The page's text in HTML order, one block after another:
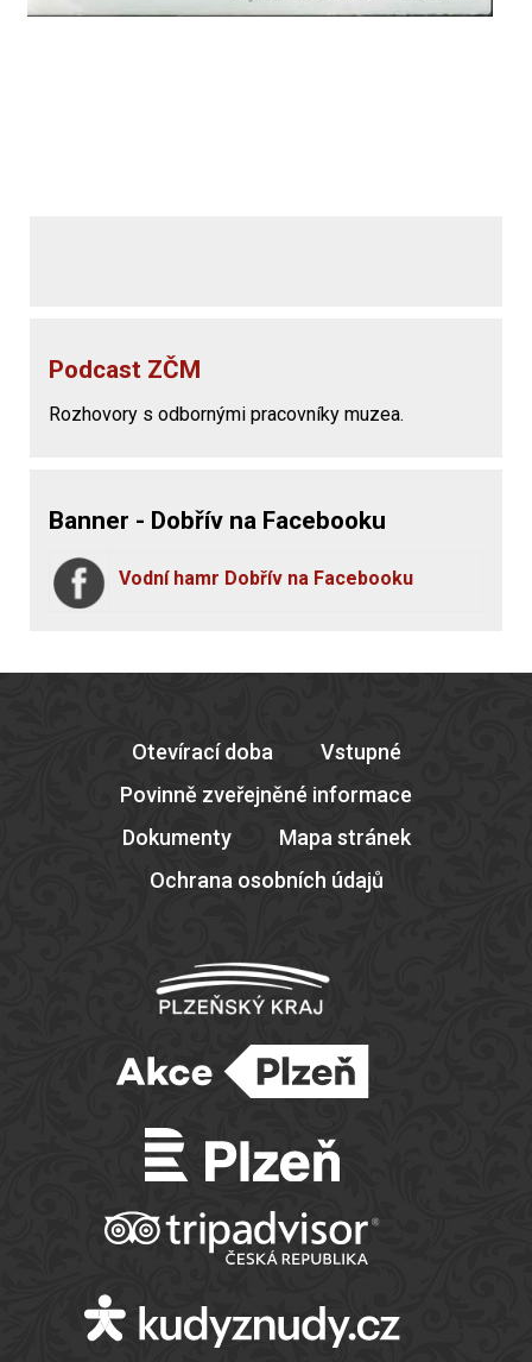
Podcast ZČM
Rozhovory s odbornými pracovníky muzea.
Banner - Dobřív na Facebooku
Vodní hamr Dobřív na Facebooku
Otevírací doba
Vstupné
Povinně zveřejněné informace
Dokumenty
Mapa stránek
Ochrana osobních údajů